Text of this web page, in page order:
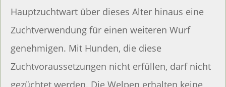
Hauptzuchtwart über dieses Alter hinaus eine
Zuchtverwendung für einen weiteren Wurf
genehmigen. Mit Hunden, die diese
Zuchtvoraussetzungen nicht erfüllen, darf nicht
gezüchtet werden. Die Welpen erhalten keine